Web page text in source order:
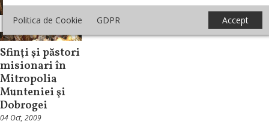
Politica de Cookie GDPR Accept
Repere și idei
Sfinţi şi păstori
misionari în
Mitropolia
Munteniei şi
Dobrogei
04 Oct, 2009